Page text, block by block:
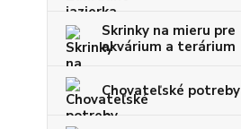
Skrinky na mieru pre
akvárium a terárium
Chovateľské potreby